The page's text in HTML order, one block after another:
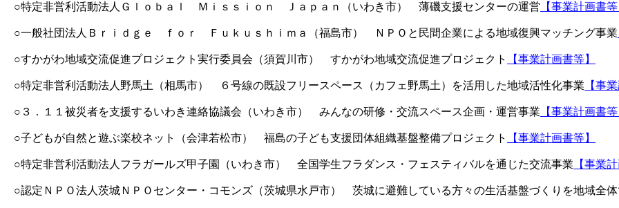
○特定非営利活動法人Ｇｌｏｂａｌ Ｍｉｓｓｉｏｎ Ｊａｐａｎ（いわき市） 薄磯支援センターの運営 【事業計画書等
○一般社団法人Ｂｒｉｄｇｅ ｆｏｒ Ｆｕｋｕｓｈｉｍａ（福島市） ＮＰＯと民間企業による地域復興マッチング事業
○すかがわ地域交流促進プロジェクト実行委員会（須賀川市） すかがわ地域交流促進プロジェクト 【事業計画書等】
○特定非営利活動法人野馬土（相馬市） ６号線の既設フリースペース（カフェ野馬土）を活用した地域活性化事業 【事
○３．１１被災者を支援するいわき連絡協議会（いわき市） みんなの研修・交流スペース企画・運営事業 【事業計画書等
○子どもが自然と遊ぶ楽校ネット（会津若松市） 福島の子ども支援団体組織基盤整備プロジェクト 【事業計画書等】
○特定非営利活動法人フラガールズ甲子園（いわき市） 全国学生フラダンス・フェスティバルを通じた交流事業 【事業
○認定ＮＰＯ法人茨城ＮＰＯセンター・コモンズ（茨城県水戸市） 茨城に避難している方々の生活基盤づくりを地域全